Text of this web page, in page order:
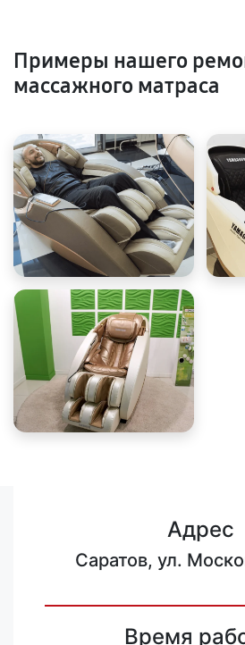
Примеры нашего
массажного матраса
Адрес
Саратов, ул.
Время